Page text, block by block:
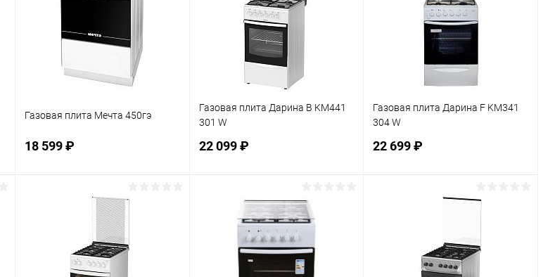
В избранное В избранное В избранное
Газовая плита Мечта 450гэ
18 599 ₽
В корзину
Купить в 1 клик
В избранное
Газовая плита Дарина B KM441
301 W
22 099 ₽
В корзину
Купить в 1 клик
В избранное В наличии
Газовая плита Дарина F KM341
304 W
22 699 ₽
В корзину
Купить в 1 клик
В избранное